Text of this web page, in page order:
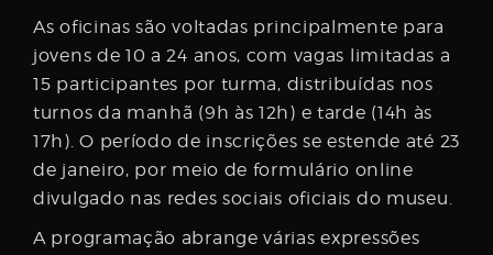
As oficinas são voltadas principalmente para
jovens de 10 a 24 anos, com vagas limitadas a
15 participantes por turma, distribuídas nos
turnos da manhã (9h às 12h) e tarde (14h às
17h). O período de inscrições se estende até 23
de janeiro, por meio de formulário online
divulgado nas redes sociais oficiais do museu.
A programação abrange várias expressões